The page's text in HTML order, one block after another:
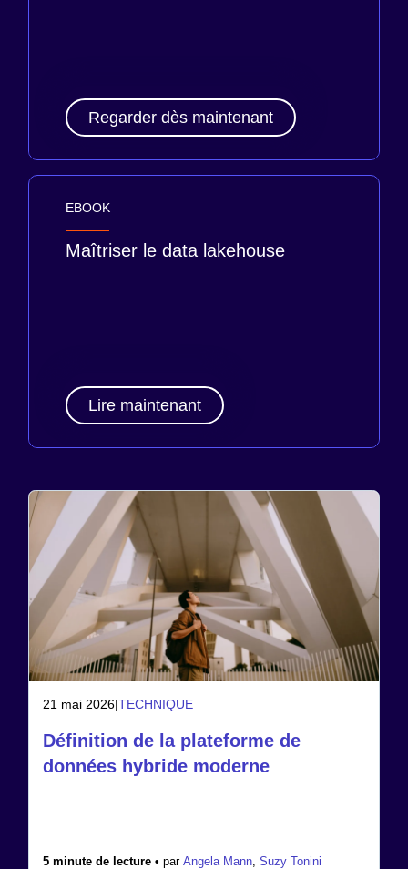
Regarder dès maintenant
EBOOK
Maîtriser le data lakehouse
Lire maintenant
21 mai 2026|TECHNIQUE
Définition de la plateforme de
données hybride moderne
5 minute de lecture • par Angela Mann Suzy Tonini